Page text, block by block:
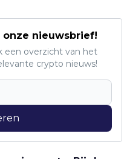
onze nieuwsbrief!
een overzicht van het
crypto nieuws!